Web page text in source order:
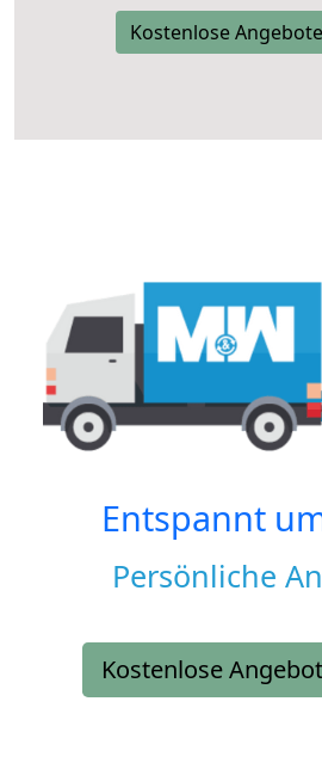
Kostenlose
Entspannt
Persönliche
Kostenlose